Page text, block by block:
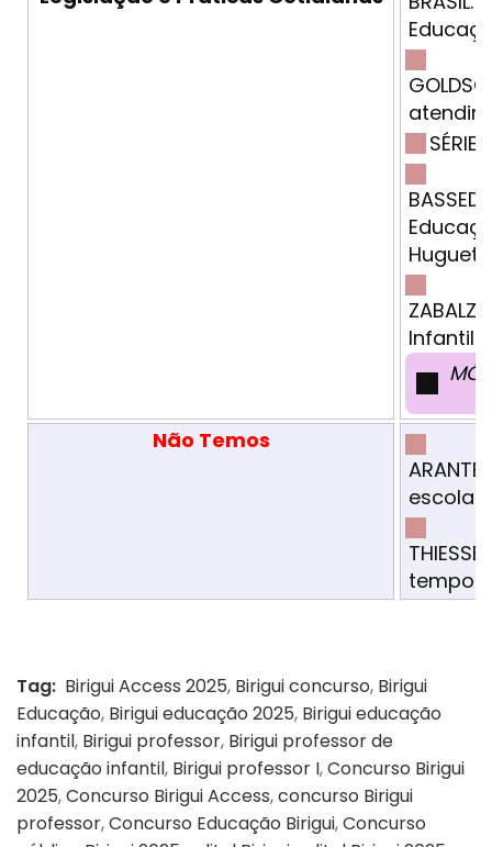
Huguet
Infantil
Não Temos
escola
tempo
Tag: Birigui Access 2025, Birigui concurso, Birigui
Educação, Birigui educação 2025, Birigui educação
infantil, Birigui professor, Birigui professor de
educação infantil, Birigui professor I,Concurso Birigui
2025,Concurso Birigui Access,concurso Birigui
professor,Concurso Educação Birigui,Concurso